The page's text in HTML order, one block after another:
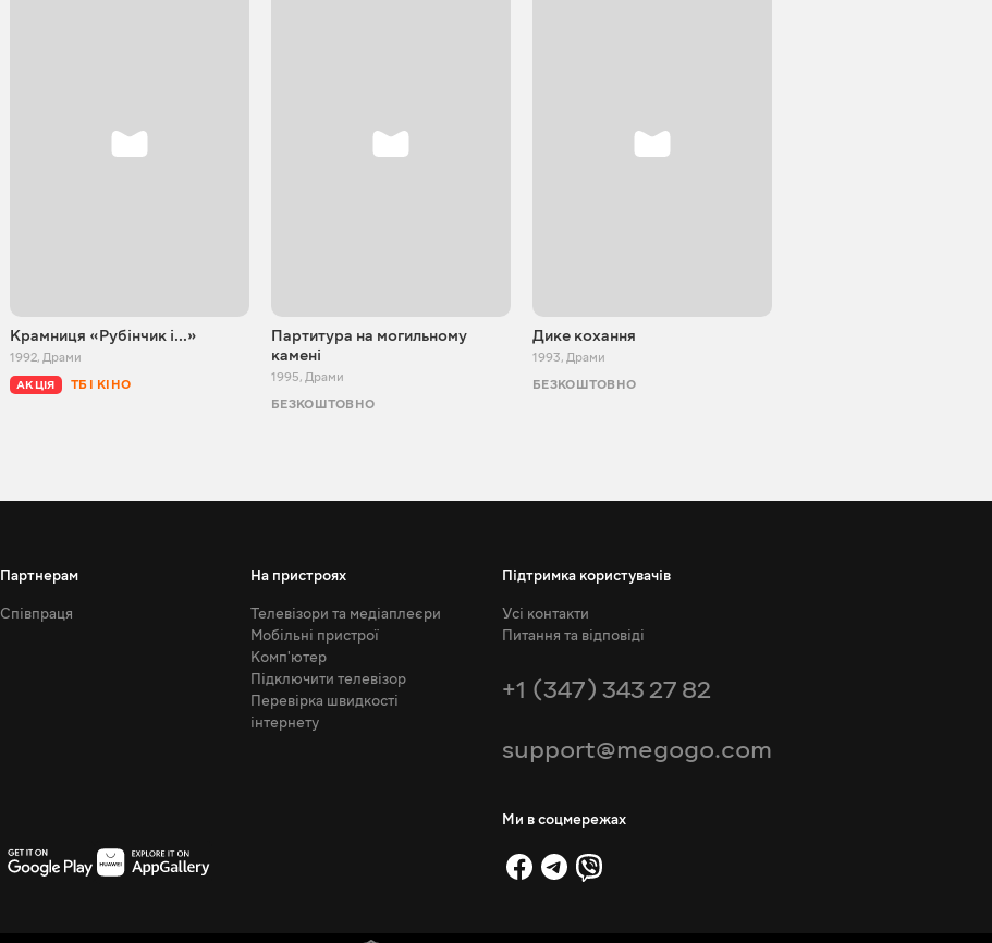
Крамниця «Рубінчик і...»
1992, Драми
АКЦІЯ ТБ І КІНО
Партитура на могильному
камені
1995, Драми
БЕЗКОШТОВНО
Дике кохання
1993, Драми
БЕЗКОШТОВНО
Партнерам
Співпраця
На пристроях
Телевізори та медіаплеєри
Мобільні пристрої
Комп'ютер
Підключити телевізор
Перевірка швидкості
інтернету
Підтримка користувачів
Усі контакти
Питання та відповіді
+1 (347) 343 27 82
support@megogo.com
Ми в соцмережах